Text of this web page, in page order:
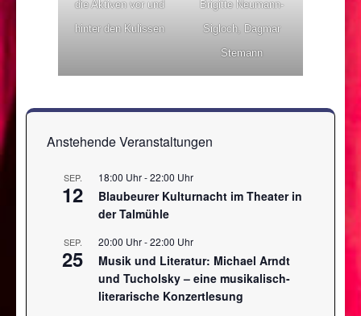
die Aktiven vor und
hinter den Kulissen
Brigitte Neumann-
Sigloch, Dagmar
Stemann
Anstehende Veranstaltungen
SEP.
12
18:00 Uhr-22:00 Uhr
Blaubeurer Kulturnacht im Theater in
der Talmühle
SEP.
25
20:00 Uhr-22:00 Uhr
Musik und Literatur: Michael Arndt
und Tucholsky – eine musikalisch-
literarische Konzertlesung